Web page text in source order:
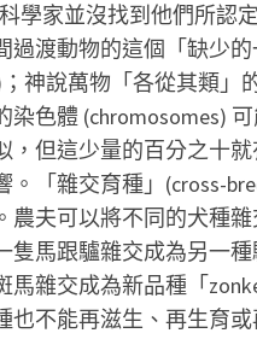
學家並沒找到他們所認
過渡動物的這個「缺少的
；神說萬物「各從其類」
染色體 (chromosomes)
，但這少量的百分之十
。「雜交育種」(cross-
農夫可以將不同的犬種
隻馬跟驢雜交成為另一
馬雜交成為新品種「
也不能再滋生、再生育或